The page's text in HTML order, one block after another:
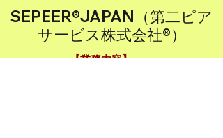
SEPEER®JAPAN（第二ピア
サービス株式会社®）
【業務内容】